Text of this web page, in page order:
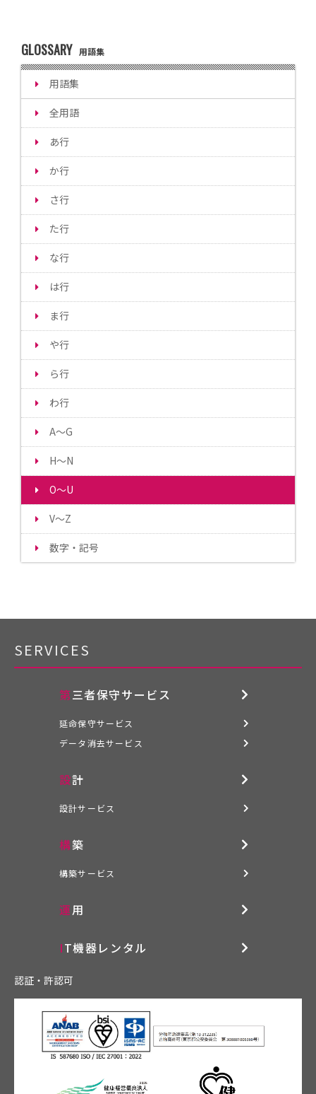
GLOSSARY 用語集
用語集
全用語
あ行
か行
さ行
た行
な行
は行
ま行
や行
ら行
わ行
A～G
H～N
O～U
V～Z
数字・記号
SERVICES
第三者保守サービス
延命保守サービス
データ消去サービス
設計
設計サービス
構築
構築サービス
運用
IT機器レンタル
認証・許認可